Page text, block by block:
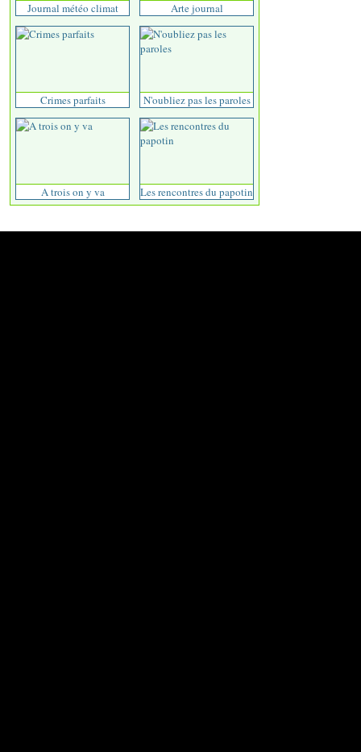
Journal météo climat Arte journal
Crimes parfaits N'oubliez pas les paroles
A trois on y va Les rencontres du papotin